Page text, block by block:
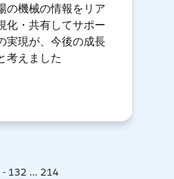
の機械の情報をリア
化・共有してサポー
実現が、今後の成長
考えました
- 132 ... 214